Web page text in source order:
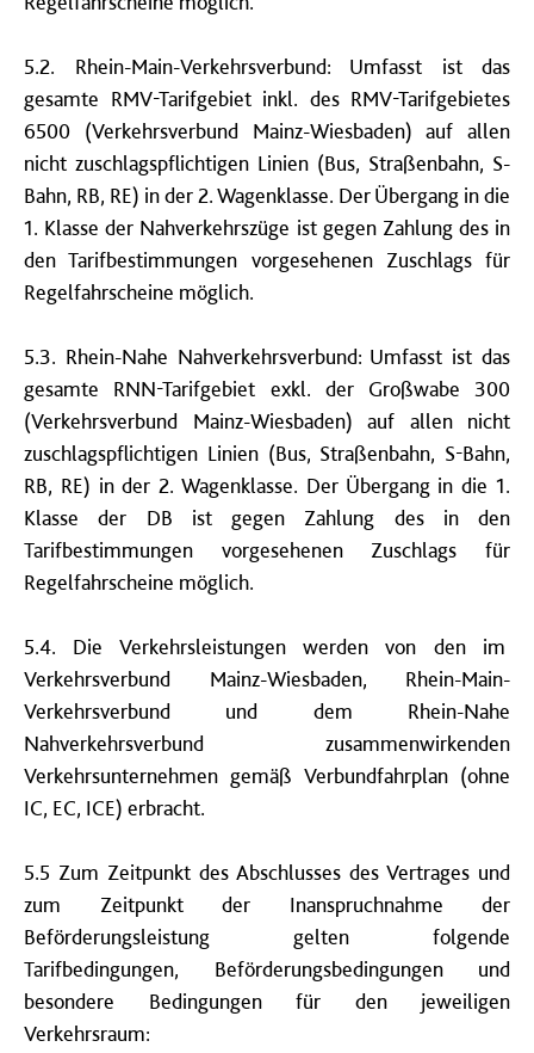
5.2. Rhein-Main-Verkehrsverbund: Umfasst ist das
gesamte RMV-Tarifgebiet inkl. des RMV-Tarifgebietes
6500 (Verkehrsverbund Mainz-Wiesbaden) auf allen
nicht zuschlagspflichtigen Linien (Bus, Straßenbahn, S-
Bahn, RB, RE) in der 2. Wagenklasse. Der Übergang in die
1. Klasse der Nahverkehrszüge ist gegen Zahlung des in
den Tarifbestimmungen vorgesehenen Zuschlags für
Regelfahrscheine möglich.
5.3. Rhein-Nahe Nahverkehrsverbund: Umfasst ist das
gesamte RNN-Tarifgebiet exkl. der Großwabe 300
(Verkehrsverbund Mainz-Wiesbaden) auf allen nicht
zuschlagspflichtigen Linien (Bus, Straßenbahn, S-Bahn,
RB, RE) in der 2. Wagenklasse. Der Übergang in die 1.
Klasse der DB ist gegen Zahlung des in den
Tarifbestimmungen vorgesehenen Zuschlags für
Regelfahrscheine möglich.
5.4. Die Verkehrsleistungen werden von den im
Verkehrsverbund Mainz-Wiesbaden, Rhein-Main-
Verkehrsverbund und dem Rhein-Nahe
Nahverkehrsverbund zusammenwirkenden
Verkehrsunternehmen gemäß Verbundfahrplan (ohne
IC, EC, ICE) erbracht.
5.5 Zum Zeitpunkt des Abschlusses des Vertrages und
zum Zeitpunkt der Inanspruchnahme der
Beförderungsleistung gelten folgende
Tarifbedingungen, Beförderungsbedingungen und
besondere Bedingungen für den jeweiligen
Verkehrsraum: